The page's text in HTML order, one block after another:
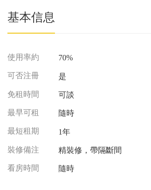
基本信息
使用率約 70%
可否注冊 是
免租時間 可談
最早可租 隨時
最短租期 1年
裝修備注 精裝修，帶隔斷間
看房時間 隨時